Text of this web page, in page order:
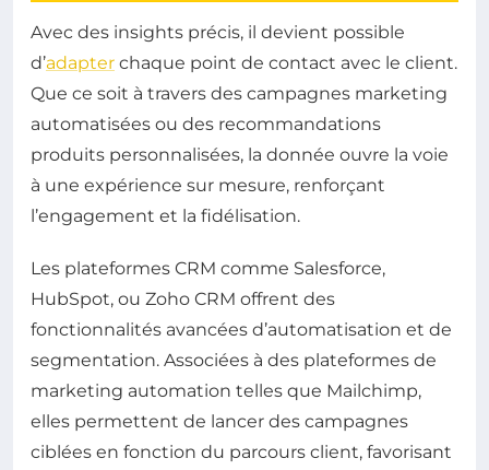
Avec des insights précis, il devient possible
d’adapter chaque point de contact avec le client.
Que ce soit à travers des campagnes marketing
automatisées ou des recommandations
produits personnalisées, la donnée ouvre la voie
à une expérience sur mesure, renforçant
l’engagement et la fidélisation.
Les plateformes CRM comme Salesforce,
HubSpot, ou Zoho CRM offrent des
fonctionnalités avancées d’automatisation et de
segmentation. Associées à des plateformes de
marketing automation telles que Mailchimp,
elles permettent de lancer des campagnes
ciblées en fonction du parcours client, favorisant